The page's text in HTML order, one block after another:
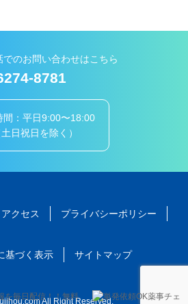
でのお問い合わせはこちら
8781
間：平日9:00〜18:00
土日祝日を除く）
アクセス プライバシーポリシー
基づく表示 サイトマップ
All Right Reserved.